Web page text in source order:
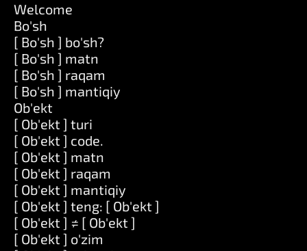
Welcome
Bo'sh
[ Bo'sh ] bo'sh?
[ Bo'sh ] matn
[ Bo'sh ] raqam
[ Bo'sh ] mantiqiy
Ob'ekt
[ Ob'ekt ] turi
[ Ob'ekt ] code.
[ Ob'ekt ] matn
[ Ob'ekt ] raqam
[ Ob'ekt ] mantiqiy
[ Ob'ekt ] teng: [ Ob'ekt ]
[ Ob'ekt ] ≠ [ Ob'ekt ]
[ Ob'ekt ] o'zim